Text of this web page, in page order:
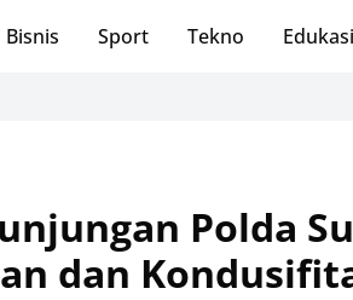
Bisnis Sport Tekno Edukasi
Polda
dan